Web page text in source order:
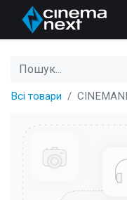
Всі товари